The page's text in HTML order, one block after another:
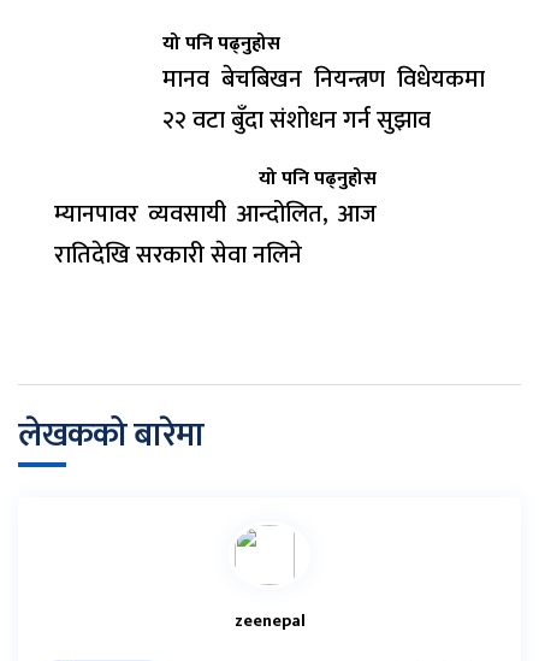
यो पनि पढ्नुहोस
मानव बेचबिखन नियन्त्रण विधेयकमा
२२ वटा बुँदा संशोधन गर्न सुझाव
यो पनि पढ्नुहोस
म्यानपावर व्यवसायी आन्दोलित, आज
रातिदेखि सरकारी सेवा नलिने
लेखकको बारेमा
zeenepal